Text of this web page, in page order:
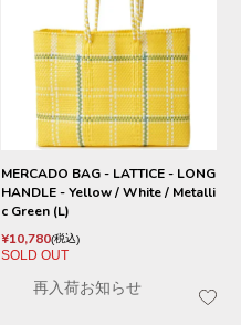
MERCADO BAG - LATTICE - LONG
HANDLE - Yellow / White / Metalli
c Green (L)
¥10,780 税込
SOLD OUT
再入荷お知らせ